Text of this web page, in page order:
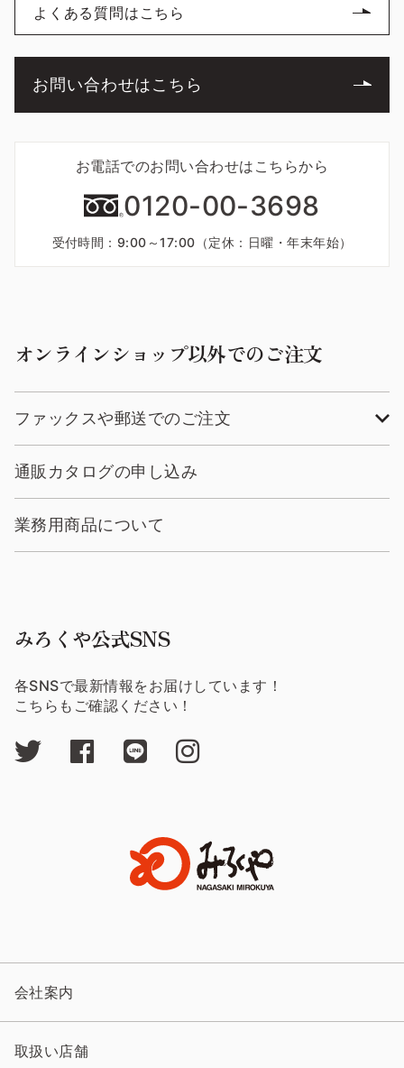
よくある質問はこちら
お問い合わせはこちら
お電話でのお問い合わせはこちらから
0120-00-3698
受付時間：9:00～17:00（定休：日曜・年末年始）
オンラインショップ以外でのご注文
ファックスや郵送でのご注文
通販カタログの申し込み
業務用商品について
みろくや公式SNS
各SNSで最新情報をお届けしています！
こちらもご確認ください！
会社案内
取扱い店舗